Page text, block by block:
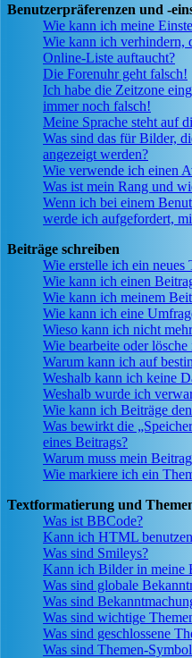
Benutzerpräferenzen und -
Wie kann ich meine
Wie kann ich verhindern,
Online-Liste auftaucht?
Die Forenuhr geht falsch!
Ich habe die Zeitzone
immer noch falsch!
Meine Sprache steht auf
Was sind das für Bilder,
angezeigt werden?
Wie verwende ich einen
Was ist mein Rang und
Wenn ich bei einem
werde ich aufgefordert,
Beiträge schreiben
Wie erstelle ich ein
Wie kann ich einen
Wie kann ich meinem
Wie kann ich eine
Wieso kann ich nicht
Wie bearbeite oder
Warum kann ich auf
Weshalb kann ich keine
Weshalb wurde ich
Wie kann ich Beiträge
Was bewirkt die
eines Beitrags?
Warum muss mein
Wie markiere ich ein
Textformatierung und
Was ist BBCode?
Kann ich HTML
Was sind Smileys?
Kann ich Bilder in meine
Was sind globale
Was sind
Was sind wichtige
Was sind geschlossene
Was sind Themen-